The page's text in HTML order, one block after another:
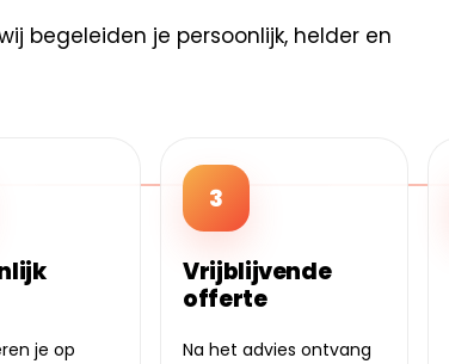
begeleiden je persoonlijk, helder en
je op
3
Vrijblijvende
offerte
Na het advies ontvang